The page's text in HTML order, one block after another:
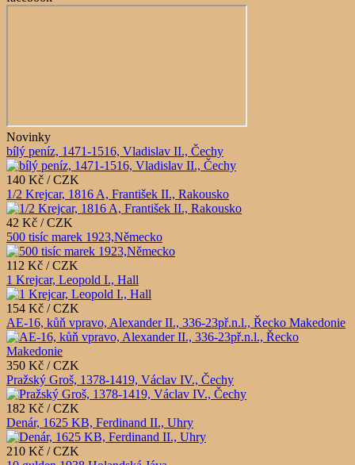
Novinky
bílý peníz, 1471-1516, Vladislav II., Čechy
140 Kč / CZK
1/2 Krejcar, 1816 A, František II., Rakousko
42 Kč / CZK
500 tisíc marek 1923,Německo
112 Kč / CZK
1 Krejcar, Leopold I., Hall
154 Kč / CZK
AE-16, kůň vpravo, Alexander II., 336-23př.n.l., Řecko Makedonie
350 Kč / CZK
Pražský Groš, 1378-1419, Václav IV., Čechy
182 Kč / CZK
Denár, 1625 KB, Ferdinand II., Uhry
210 Kč / CZK